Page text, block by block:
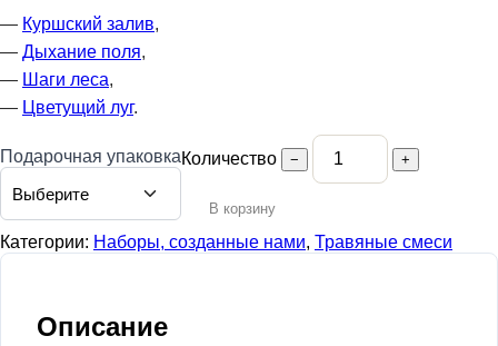
–
— Куршский залив,
— Дыхание поля,
— Шаги леса,
— Цветущий луг.
Подарочная упаковкаКоличество − +
В корзину
Категории: Наборы, созданные нами, Травяные смеси
Описание